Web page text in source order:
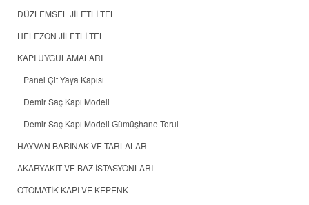
DÜZLEMSEL JİLETLİ TEL
HELEZON JİLETLİ TEL
KAPI UYGULAMALARI
Panel Çit Yaya Kapısı
Demir Saç Kapı Modeli
Demir Saç Kapı Modeli Gümüşhane Torul
HAYVAN BARINAK VE TARLALAR
AKARYAKIT VE BAZ İSTASYONLARI
OTOMATİK KAPI VE KEPENK